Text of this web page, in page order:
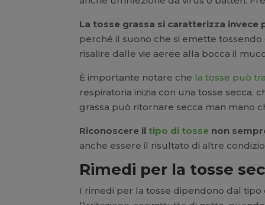
La tosse grassa si caratterizza invece
perché il suono che si emette
risalire dalle vie aeree alla bocca il
È importante notare che la tosse può
respiratoria inizia con una tosse secca,
grassa può ritornare secca man mano
Riconoscere il tipo di tosse non
anche essere il risultato di altre
Rimedi per la tosse
I rimedi per la tosse dipendono dal